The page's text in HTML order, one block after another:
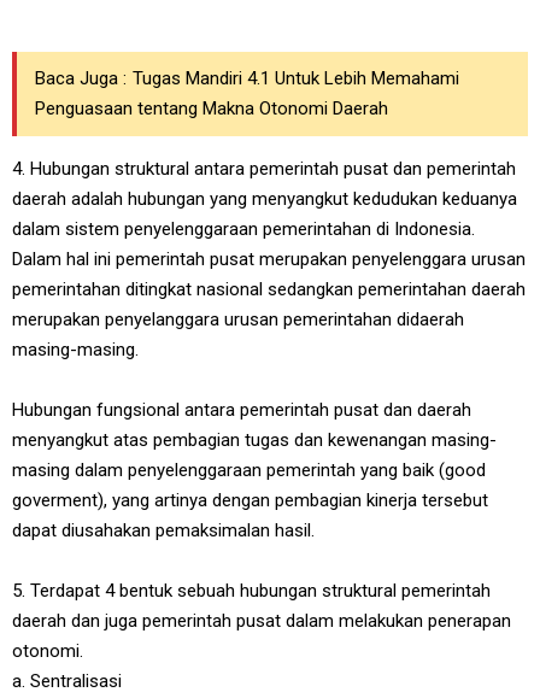
Baca Juga : Tugas Mandiri 4.1 Untuk Lebih Memahami
Penguasaan tentang Makna Otonomi Daerah
4. Hubungan struktural antara pemerintah pusat dan pemerintah
daerah adalah hubungan yang menyangkut kedudukan keduanya
dalam sistem penyelenggaraan pemerintahan di Indonesia.
Dalam hal ini pemerintah pusat merupakan penyelenggara urusan
pemerintahan ditingkat nasional sedangkan pemerintahan daerah
merupakan penyelanggara urusan pemerintahan didaerah
masing-masing.
Hubungan fungsional antara pemerintah pusat dan daerah
menyangkut atas pembagian tugas dan kewenangan masing-
masing dalam penyelenggaraan pemerintah yang baik (good
goverment), yang artinya dengan pembagian kinerja tersebut
dapat diusahakan pemaksimalan hasil.
5. Terdapat 4 bentuk sebuah hubungan struktural pemerintah
daerah dan juga pemerintah pusat dalam melakukan penerapan
otonomi.
a. Sentralisasi